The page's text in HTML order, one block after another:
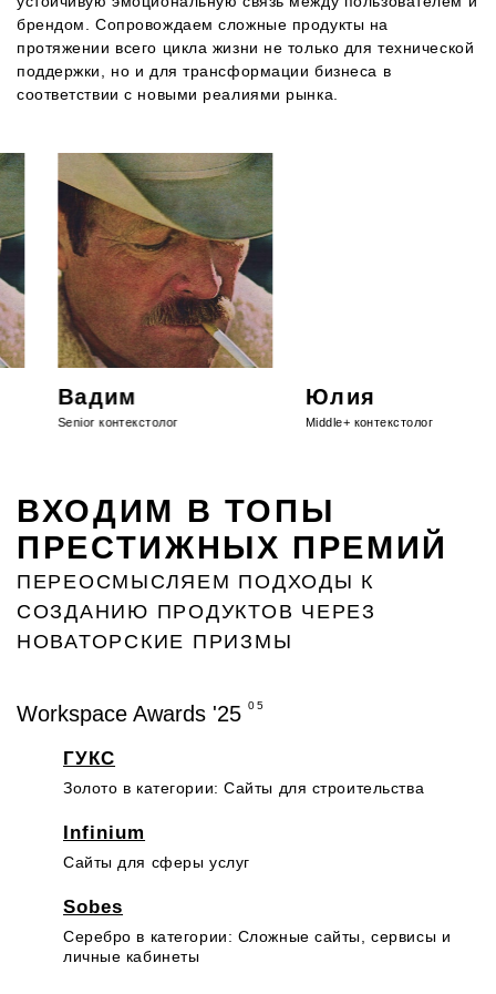
брендом. Сопровождаем сложные продукты на
протяжении всего цикла жизни не только для технической
поддержки, но и для трансформации бизнеса в
соответствии с новыми реалиями рынка.
Вадим
Senior контекстолог
Юлия
Middle+ контекстолог
ВХОДИМ В ТОПЫ
ПРЕСТИЖНЫХ ПРЕМИЙ
ПЕРЕОСМЫСЛЯЕМ ПОДХОДЫ К
СОЗДАНИЮ ПРОДУКТОВ ЧЕРЕЗ
НОВАТОРСКИЕ ПРИЗМЫ
Workspace Awards '25 05
ГУКС
Сайты для строительства
Infinium
Cайты для сферы услуг
Sobes
Cложные сайты, сервисы и
личные кабинеты